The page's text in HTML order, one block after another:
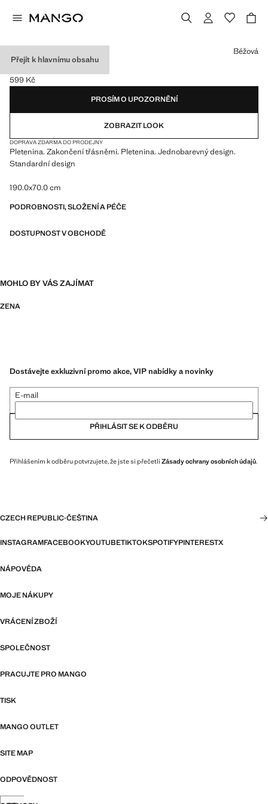
Přejít k hlavnímu obsahu
ŠÁLA S TŘÁSNĚMI
Aktuální cena [599 Kč ]
599 Kč
Vyberte barvu
Béžová
PROSÍM O UPOZORNĚNÍ
ZOBRAZIT LOOK
DOPRAVA ZDARMA DO PRODEJNY
Pletenina. Zakončení třásněmi. Pletenina. Jednobarevný design.
Standardní design
190.0x70.0 cm
PODROBNOSTI, SLOŽENÍ A PÉČE
DOSTUPNOST V OBCHODĚ
MOHLO BY VÁS ZAJÍMAT
ZENA
Dostávejte exkluzivní promo akce, VIP nabídky a novinky
E-mail
PŘIHLÁSIT SE K ODBĚRU
Přihlášením k odběru potvrzujete, že jste si přečetli Zásady ochrany osobních údajů.
CZECH REPUBLIC·ČEŠTINA
INSTAGRAMFACEBOOKYOUTUBETIKTOKSPOTIFYPINTERESTX
NÁPOVĚDA
MOJE NÁKUPY
VRÁCENÍ ZBOŽÍ
SPOLEČNOST
PRACUJTE PRO MANGO
TISK
MANGO OUTLET
SITE MAP
ODPOVĚDNOST